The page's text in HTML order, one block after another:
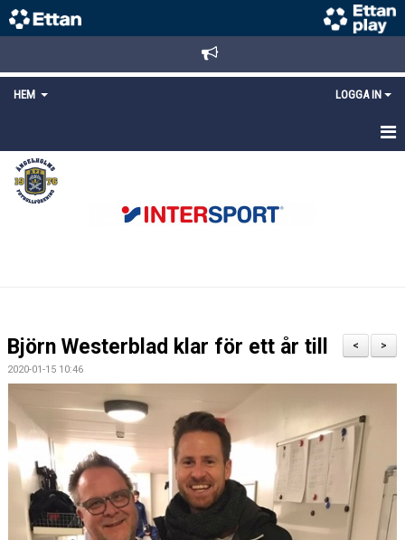
HEM LOGGA IN
STARTSIDA
NYHETER
LÄNKAR
MEDLEMS OCH TRÄNINGSAVGIFTER
>
<
Björn Westerblad klar för ett år till
2020-01-15 10:46